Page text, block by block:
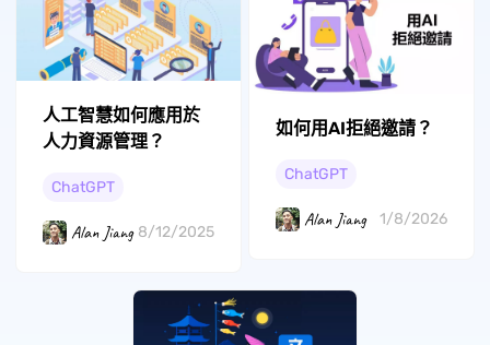
人工智慧如何應用於
人力資源管理？
ChatGPT
Alan Jiang 8/12/2025
如何用AI拒絕邀請？
ChatGPT
Alan Jiang 1/8/2026